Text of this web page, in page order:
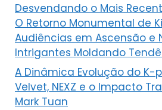
Desvendando o Mais
O Retorno Monumental de
Audiências em Ascensão e
Intrigantes Moldando
A Dinâmica Evolução do K-
Velvet, NEXZ e o Impacto
Mark Tuan